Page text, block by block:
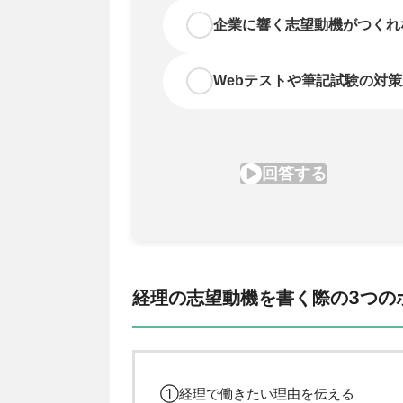
経理の志望動機を書く際の3つの
①経理で働きたい理由を伝える